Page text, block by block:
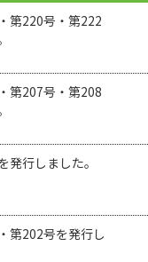
第220号・第222
第207号・第208
行しました。
第202号を発行し